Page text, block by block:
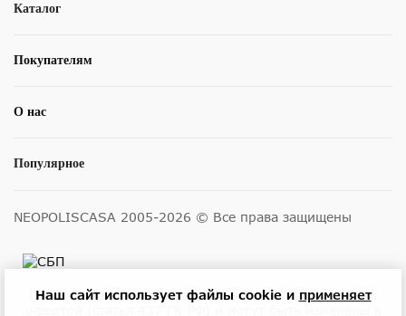
Каталог
Покупателям
О нас
Популярное
NEOPOLISCASA 2005-2026 © Все права защищены
Размещенные на сайте цены не являются публичной
Наш сайт использует файлы cookie и применяет